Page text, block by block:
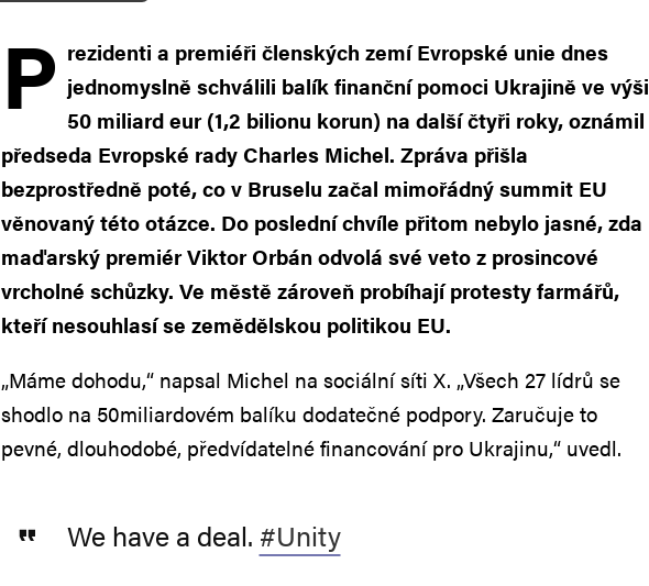
P rezidenti a premiéři členských zemí Evropské unie dnes
jednomyslně schválili balík finanční pomoci Ukrajině ve výši
50 miliard eur (1,2 bilionu korun) na další čtyři roky, oznámil
předseda Evropské rady Charles Michel. Zpráva přišla
bezprostředně poté, co v Bruselu začal mimořádný summit EU
věnovaný této otázce. Do poslední chvíle přitom nebylo jasné, zda
maďarský premiér Viktor Orbán odvolá své veto z prosincové
vrcholné schůzky. Ve městě zároveň probíhají protesty farmářů,
kteří nesouhlasí se zemědělskou politikou EU.
„Máme dohodu,“ napsal Michel na sociální síti X. „Všech 27 lídrů se
shodlo na 50miliardovém balíku dodatečné podpory. Zaručuje to
pevné, dlouhodobé, předvídatelné financování pro Ukrajinu,“ uvedl.
We have a deal. #Unity